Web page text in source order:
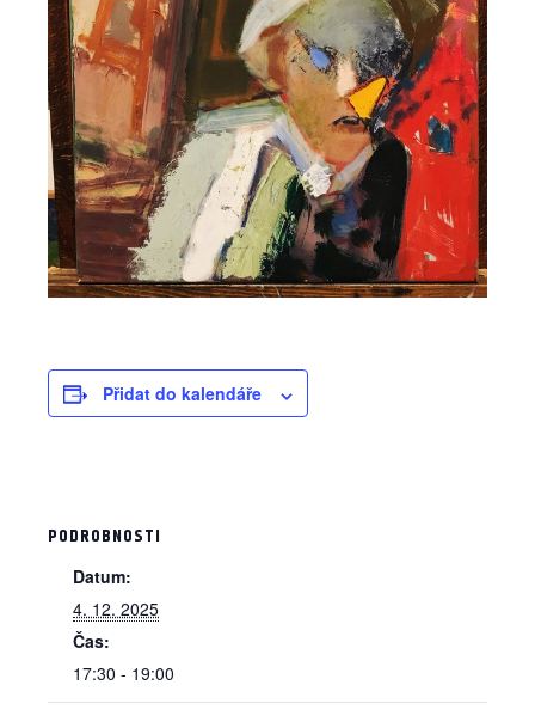
Přidat do kalendáře
PODROBNOSTI
Datum:
4. 12. 2025
Čas:
17:30 - 19:00